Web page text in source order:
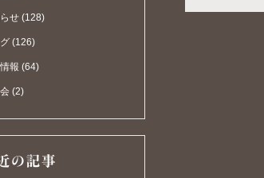
せ (128)
(126)
報 (64)
(2)